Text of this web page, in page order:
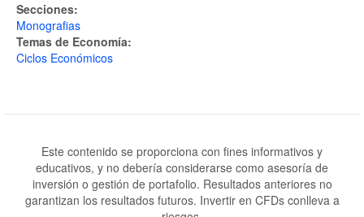
Secciones:
Monografias
Temas de Economía:
Ciclos Económicos
Este contenido se proporciona con fines informativos y
educativos, y no debería considerarse como asesoría de
inversión o gestión de portafolio. Resultados anteriores no
garantizan los resultados futuros. Invertir en CFDs conlleva a